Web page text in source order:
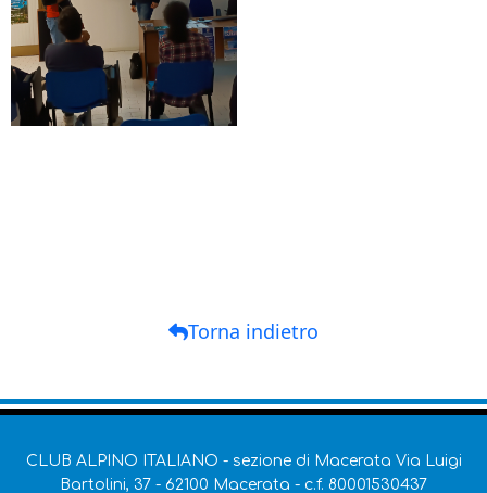
Torna indietro
CLUB ALPINO ITALIANO - sezione di Macerata Via Luigi
Bartolini, 37 - 62100 Macerata - c.f. 80001530437